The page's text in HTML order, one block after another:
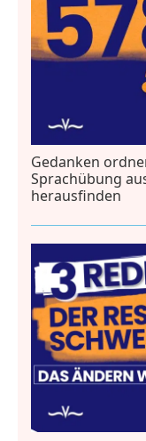
Gedanken
Sprachübung
herausfinden